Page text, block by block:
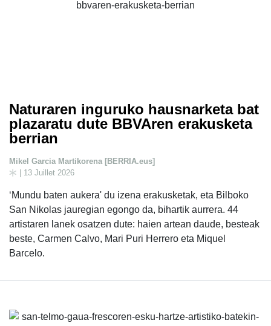
Naturaren inguruko hausnarketa bat
plazaratu dute BBVAren erakusketa
berrian
Mikel Garcia Martikorena [BERRIA.eus]
| 13 Juillet 2026
‘Mundu baten aukera' du izena erakusketak, eta Bilboko
San Nikolas jauregian egongo da, bihartik aurrera. 44
artistaren lanek osatzen dute: haien artean daude, besteak
beste, Carmen Calvo, Mari Puri Herrero eta Miquel
Barcelo.